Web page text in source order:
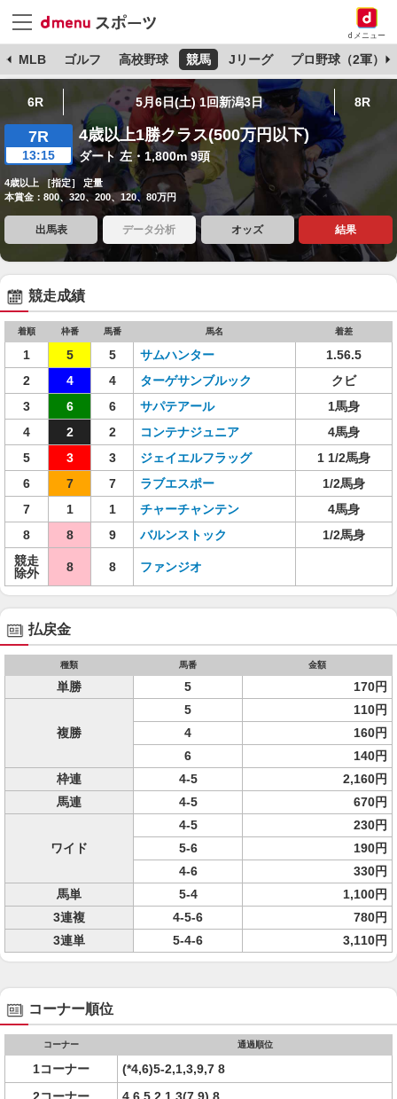
dメニュー
MLB ゴルフ 高校野球 競馬 Jリーグ プロ野球（2軍）
6R 5月6日(土) 1回新潟3日 8R
7R
13:15
4歳以上1勝クラス(500万円以下)
ダート 左・1,800m 9頭
4歳以上 ［指定］ 定量
本賞金：800、320、200、120、80万円
出馬表 データ分析 オッズ 結果
競走成績
着順 枠番 馬番 馬名 着差
1 5 5 サムハンター
1.56.5
2
4 4 ターゲサンブルック
クビ
3
6 6 サパテアール
1馬身
4
2 2 コンテナジュニア
4馬身
5
3 3 ジェイエルフラッグ
1 1/2馬身
6
7 7 ラブエスポー
1/2馬身
7
1 1 チャーチャンテン
4馬身
8
8 9 バルンストック
1/2馬身
競走
除外
8 8 ファンジオ
払戻金
種類 馬番 金額
単勝 5 170円
複勝
5
110円
4
160円
6
140円
枠連
4-5
2,160円
馬連
4-5 670円
ワイド
4-5
230円
5-6
190円
4-6
330円
馬単
5-4
1,100円
3連複
4-5-6
780円
3連単
5-4-6 3,110円
コーナー順位
コーナー 通過順位
1コーナー
(*4,6)5-2,1,3,9,7 8